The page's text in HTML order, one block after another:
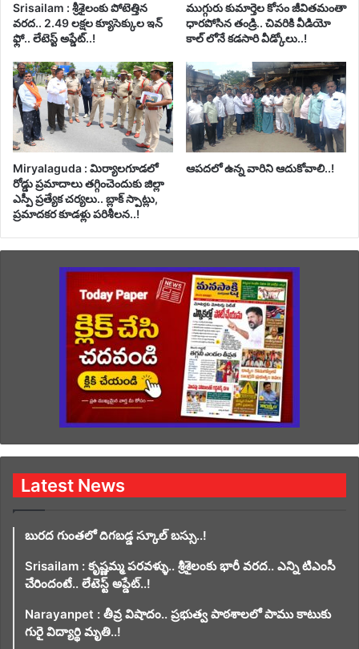
Srisailam : శ్రీశైలంకు పోటెత్తిన
వరద.. 2.49 లక్షల క్యూసెక్కుల ఇన్
ఫ్లో.. లేటెస్ట్ అప్డేట్..!
ముగ్గురు కుమార్తెల కోసం జీవితమంతా
ధారపోసిన తండ్రి.. చివరికి వీడియో
కాల్ లోనే కడసారి వీడ్కోలు..!
Miryalaguda : మిర్యాలగూడలో
రోడ్డు ప్రమాదాలు తగ్గించెందుకు జిల్లా
ఎస్పీ ప్రత్యేక చర్యలు.. బ్లాక్ స్పాట్లు,
ప్రమాదకర కూడళ్లు పరిశీలన..!
ఆపదలో ఉన్న వారిని ఆదుకోవాలి..!
Latest News
బురద గుంతలో దిగబడ్డ స్కూల్ బస్సు..!
Srisailam : కృష్ణమ్మ పరవళ్ళు.. శ్రీశైలంకు భారీ వరద.. ఎన్ని టిఎంసీ
చేరిందంటే.. లేటెస్ట్ అప్డేట్..!
Narayanpet : తీవ్ర విషాదం.. ప్రభుత్వ పాఠశాలలో పాము కాటుకు
గురై విద్యార్థి మృతి..!